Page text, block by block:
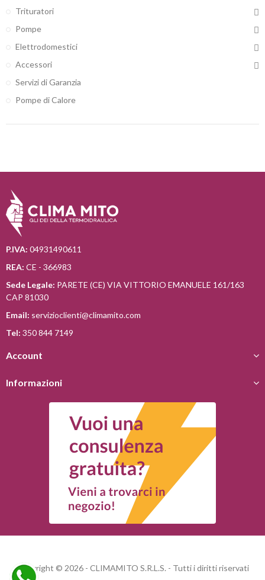
Trituratori
Pompe
Elettrodomestici
Accessori
Servizi di Garanzia
Pompe di Calore
P.IVA: 04931490611
REA: CE - 366983
Sede Legale: PARETE (CE) VIA VITTORIO EMANUELE 161/163
CAP 81030
Email: servizioclienti@climamito.com
Tel: 350 844 7149
Account
Informazioni
Copyright © 2026 - CLIMAMITO S.R.L.S. - Tutti i diritti riservati